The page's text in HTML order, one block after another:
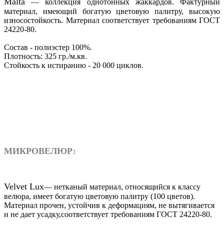
материал, имеющий богатую цветовую палитру, высокую
износостойкость. Материал соответствует требованиям ГОСТ
24220-80.
Состав - полиэстер 100%.
Плотность: 325 гр./м.кв.
Стойкость к истиранию - 20 000 циклов.
МИКРОВЕЛЮР:
Velvet Lux— нетканый материал, относящийся к классу
велюра, имеет богатую цветовую палитру (100 цветов).
Материал прочен, устойчив к деформациям, не вытягивается
и не дает усадку,соответствует требованиям ГОСТ 24220-80.